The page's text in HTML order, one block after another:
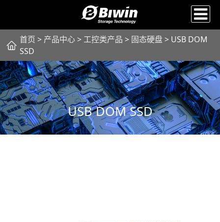
首页 > 产品中心> 工控类产品 > 固态硬盘> USB DOM
SSD
USB DOM SSD